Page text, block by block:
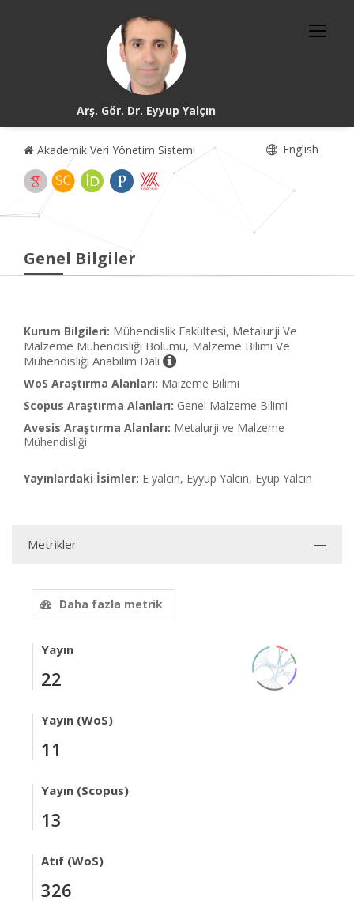
Arş. Gör. Dr. Eyyup Yalçın
Akademik Veri Yönetim Sistemi English
Genel Bilgiler
Kurum Bilgileri: Mühendislik Fakültesi, Metalurji Ve
Malzeme Mühendisliği Bölümü, Malzeme Bilimi Ve
Mühendisliği Anabilim Dalı
WoS Araştırma Alanları: Malzeme Bilimi
Scopus Araştırma Alanları: Genel Malzeme Bilimi
Avesis Araştırma Alanları: Metalurji ve Malzeme
Mühendisliği
Yayınlardaki İsimler: E yalcin, Eyyup Yalcin, Eyup Yalcin
Metrikler
Daha fazla metrik
Yayın
22
Yayın (WoS)
11
Yayın (Scopus)
13
Atıf (WoS)
326